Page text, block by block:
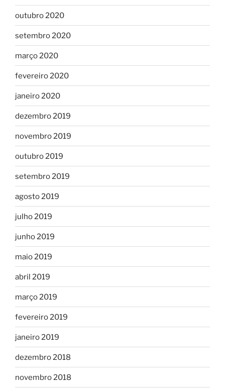
outubro 2020
setembro 2020
março 2020
fevereiro 2020
janeiro 2020
dezembro 2019
novembro 2019
outubro 2019
setembro 2019
agosto 2019
julho 2019
junho 2019
maio 2019
abril 2019
março 2019
fevereiro 2019
janeiro 2019
dezembro 2018
novembro 2018